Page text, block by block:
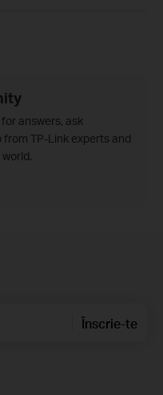
answers, ask
TP-Link experts and
Înscrie-te